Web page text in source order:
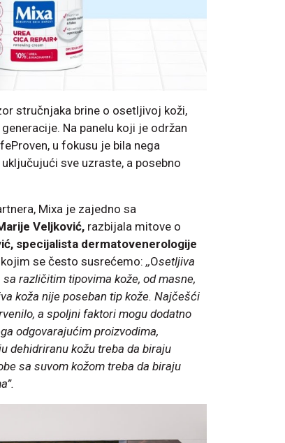
stručnjaka brine o osetljivoj koži,
Na panelu koji je održan
u fokusu je bila nega
sve uzraste, a posebno
Mixa je zajedno sa
Veljković, razbijala mitove o
specijalista dermatovenerologije
se često susrećemo: ,,Osetljiva
različitim tipovima kože, od masne,
koža nije poseban tip kože. Najčešći
a spoljni faktori mogu dodatno
odgovarajućim proizvodima,
dehidriranu kožu treba da biraju
sa suvom kožom treba da biraju